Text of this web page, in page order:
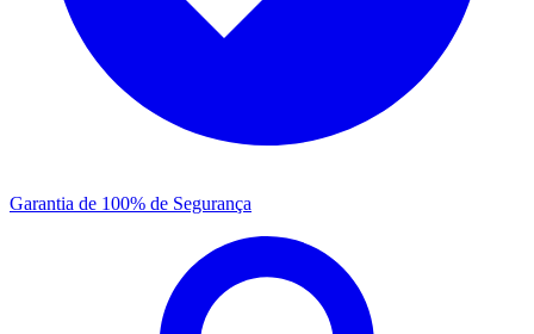
Garantia de 100% de Segurança